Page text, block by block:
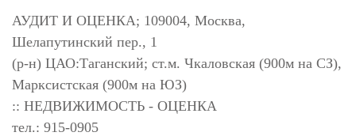
АУДИТ И ОЦЕНКА; 109004, Москва,
Шелапутинский пер., 1
(р-н) ЦАО:Таганский; ст.м. Чкаловская (900м на СЗ),
Марксистская (900м на ЮЗ)
:: НЕДВИЖИМОСТЬ - ОЦЕНКА
тел.: 915-0905